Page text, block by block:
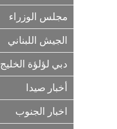
مجلس الوزراء
الجيش اللبناني
دبي لؤلؤة الخليج
أخبار صيدا
اخبار الجنوب